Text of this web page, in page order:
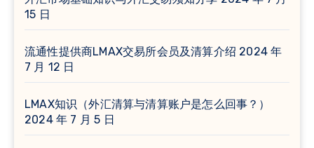
15 日
流通性提供商LMAX交易所会员及清算介绍 2024 年
7 月 12 日
LMAX知识（外汇清算与清算账户是怎么回事？）
2024 年 7 月 5 日